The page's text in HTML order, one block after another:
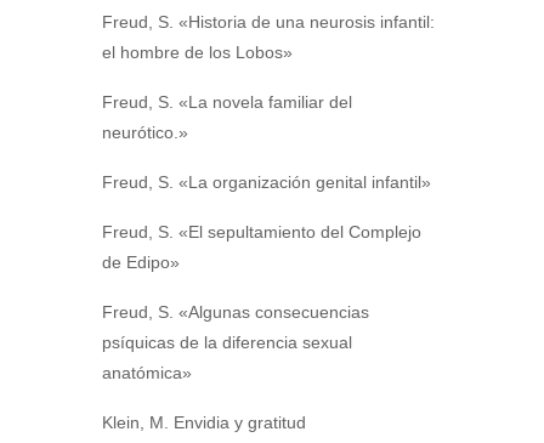
Freud, S. «Historia de una neurosis infantil:
el hombre de los Lobos»
Freud, S. «La novela familiar del
neurótico.»
Freud, S. «La organización genital infantil»
Freud, S. «El sepultamiento del Complejo
de Edipo»
Freud, S. «Algunas consecuencias
psíquicas de la diferencia sexual
anatómica»
Klein, M. Envidia y gratitud